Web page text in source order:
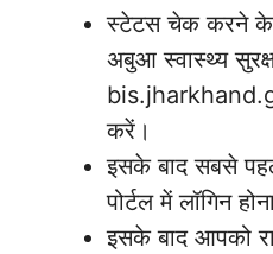
स्टेटस चेक करने
अबुआ स्वास्थ्य
करें।
इसके बाद सबसे
पोर्टल में लॉगिन
इसके बाद आपको